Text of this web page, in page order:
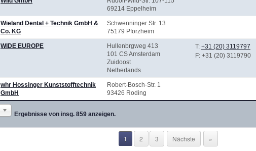
Ergebnisse von insg. 859 anzeigen.
69214 Eppelheim
Wieland Dental + Technik GmbH &
Co. KG
Schwenninger Str. 13
75179 Pforzheim
WIDE EUROPE
Hullenbrgweg 413
101 CS Amsterdam
Zuidoost
Netherlands
T: +31 (20) 3119797
F: +31 (20) 3119790
whr Hossinger Kunststofftechnik
GmbH
Robert-Bosch-Str. 1
93426 Roding
1 2 3 Nächste »